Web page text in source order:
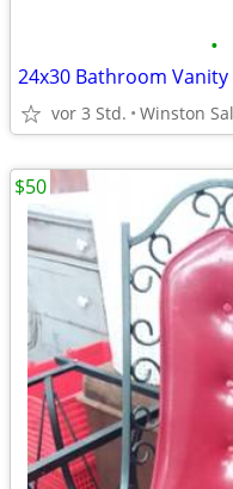
•
24x30 Bathroom
vor 3 Std. Winston
$50